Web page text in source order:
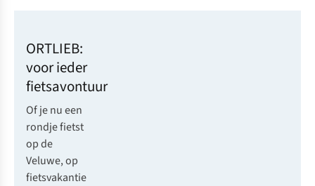
ORTLIEB:
voor ieder
fietsavontuur
Of je nu een
rondje fietst
op de
Veluwe, op
fietsvakantie